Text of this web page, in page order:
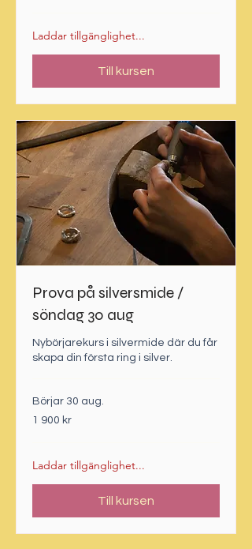
Laddar tillgänglighet...
Till kursen
Prova på silversmide /
söndag 30 aug
Nybörjarekurs i silvermide där du får
skapa din första ring i silver.
Börjar 30 aug.
1 900
svenska
1 900 kr
Laddar tillgänglighet...
Till kursen